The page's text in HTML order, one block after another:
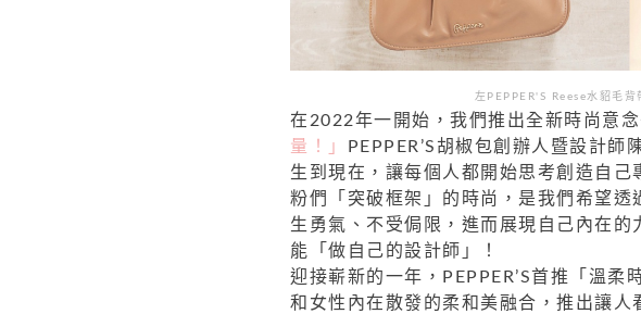
左PEPPER'S Reese水貂毛
在2022年一開始，我們推出全新時尚意念
量！」
PEPPER’S胡椒包創辦人暨設計
生到現在，讓每個人都開始思考創造自己
粉們「突破框架」的時尚，是我們希望
生勇氣、不受侷限，進而展現自己內在
能「做自己的設計師」！
迎接嶄新的一年，PEPPER’S首推「溫柔
和女性內在散發的柔和美融合，推出讓